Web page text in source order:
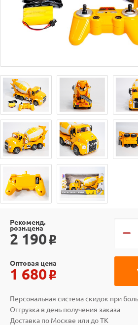
Рекоменд.
розн.цена
2 190 o
Оптовая цена
1 680 o
Персональная система скидок при
Отгрузка в день получения заказа
Доставка по Москве или до ТК